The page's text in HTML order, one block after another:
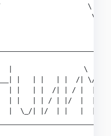
\
\
\
\
|                              |
|  |   |                  \  / |
|___| |   | |   | |  /| \/  |
| |   | |  /| | / |  |  |
| |   | | / | |/  |  |  |
|  \_/| |/  | |   |  |  |
/  based